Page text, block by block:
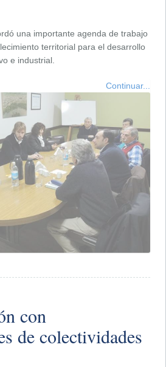
una importante agenda de trabajo
territorial para el desarrollo
e industrial.
Continuar...
con
de colectividades